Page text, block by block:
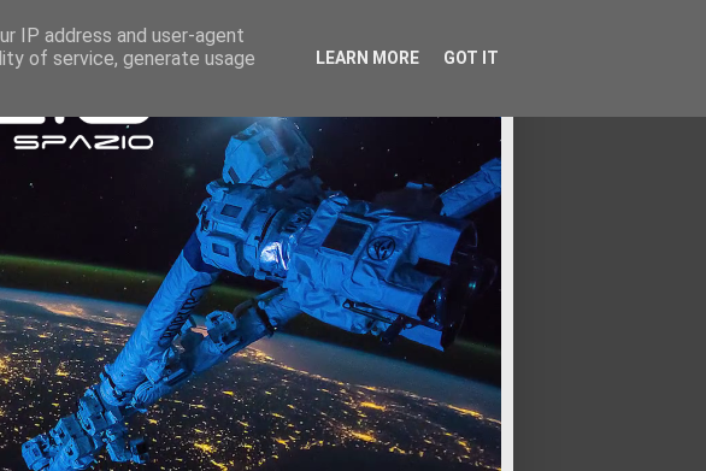
IP address and user-agent
of service, generate usage
LEARN MORE GOT IT